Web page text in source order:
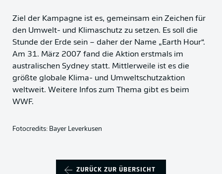
Ziel der Kampagne ist es, gemeinsam ein Zeichen für
den Umwelt- und Klimaschutz zu setzen. Es soll die
Stunde der Erde sein – daher der Name „Earth Hour“.
Am 31. März 2007 fand die Aktion erstmals im
australischen Sydney statt. Mittlerweile ist es die
größte globale Klima- und Umweltschutzaktion
weltweit. Weitere Infos zum Thema gibt es beim
WWF.
Fotocredits: Bayer Leverkusen
ZURÜCK ZUR ÜBERSICHT